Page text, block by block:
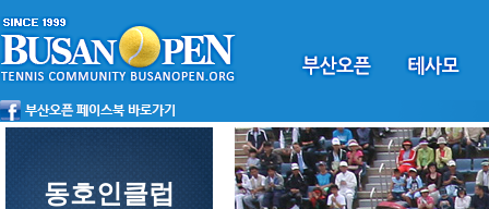
동호인클럽